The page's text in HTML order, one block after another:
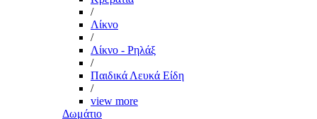
/
Λίκνο
/
Λίκνο - Ρηλάξ
/
Παιδικά Λευκά Είδη
/
view more
Δωμάτιο